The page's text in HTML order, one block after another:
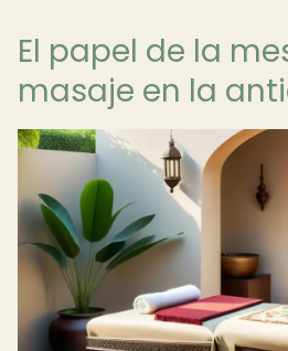
El papel de la
masaje en la